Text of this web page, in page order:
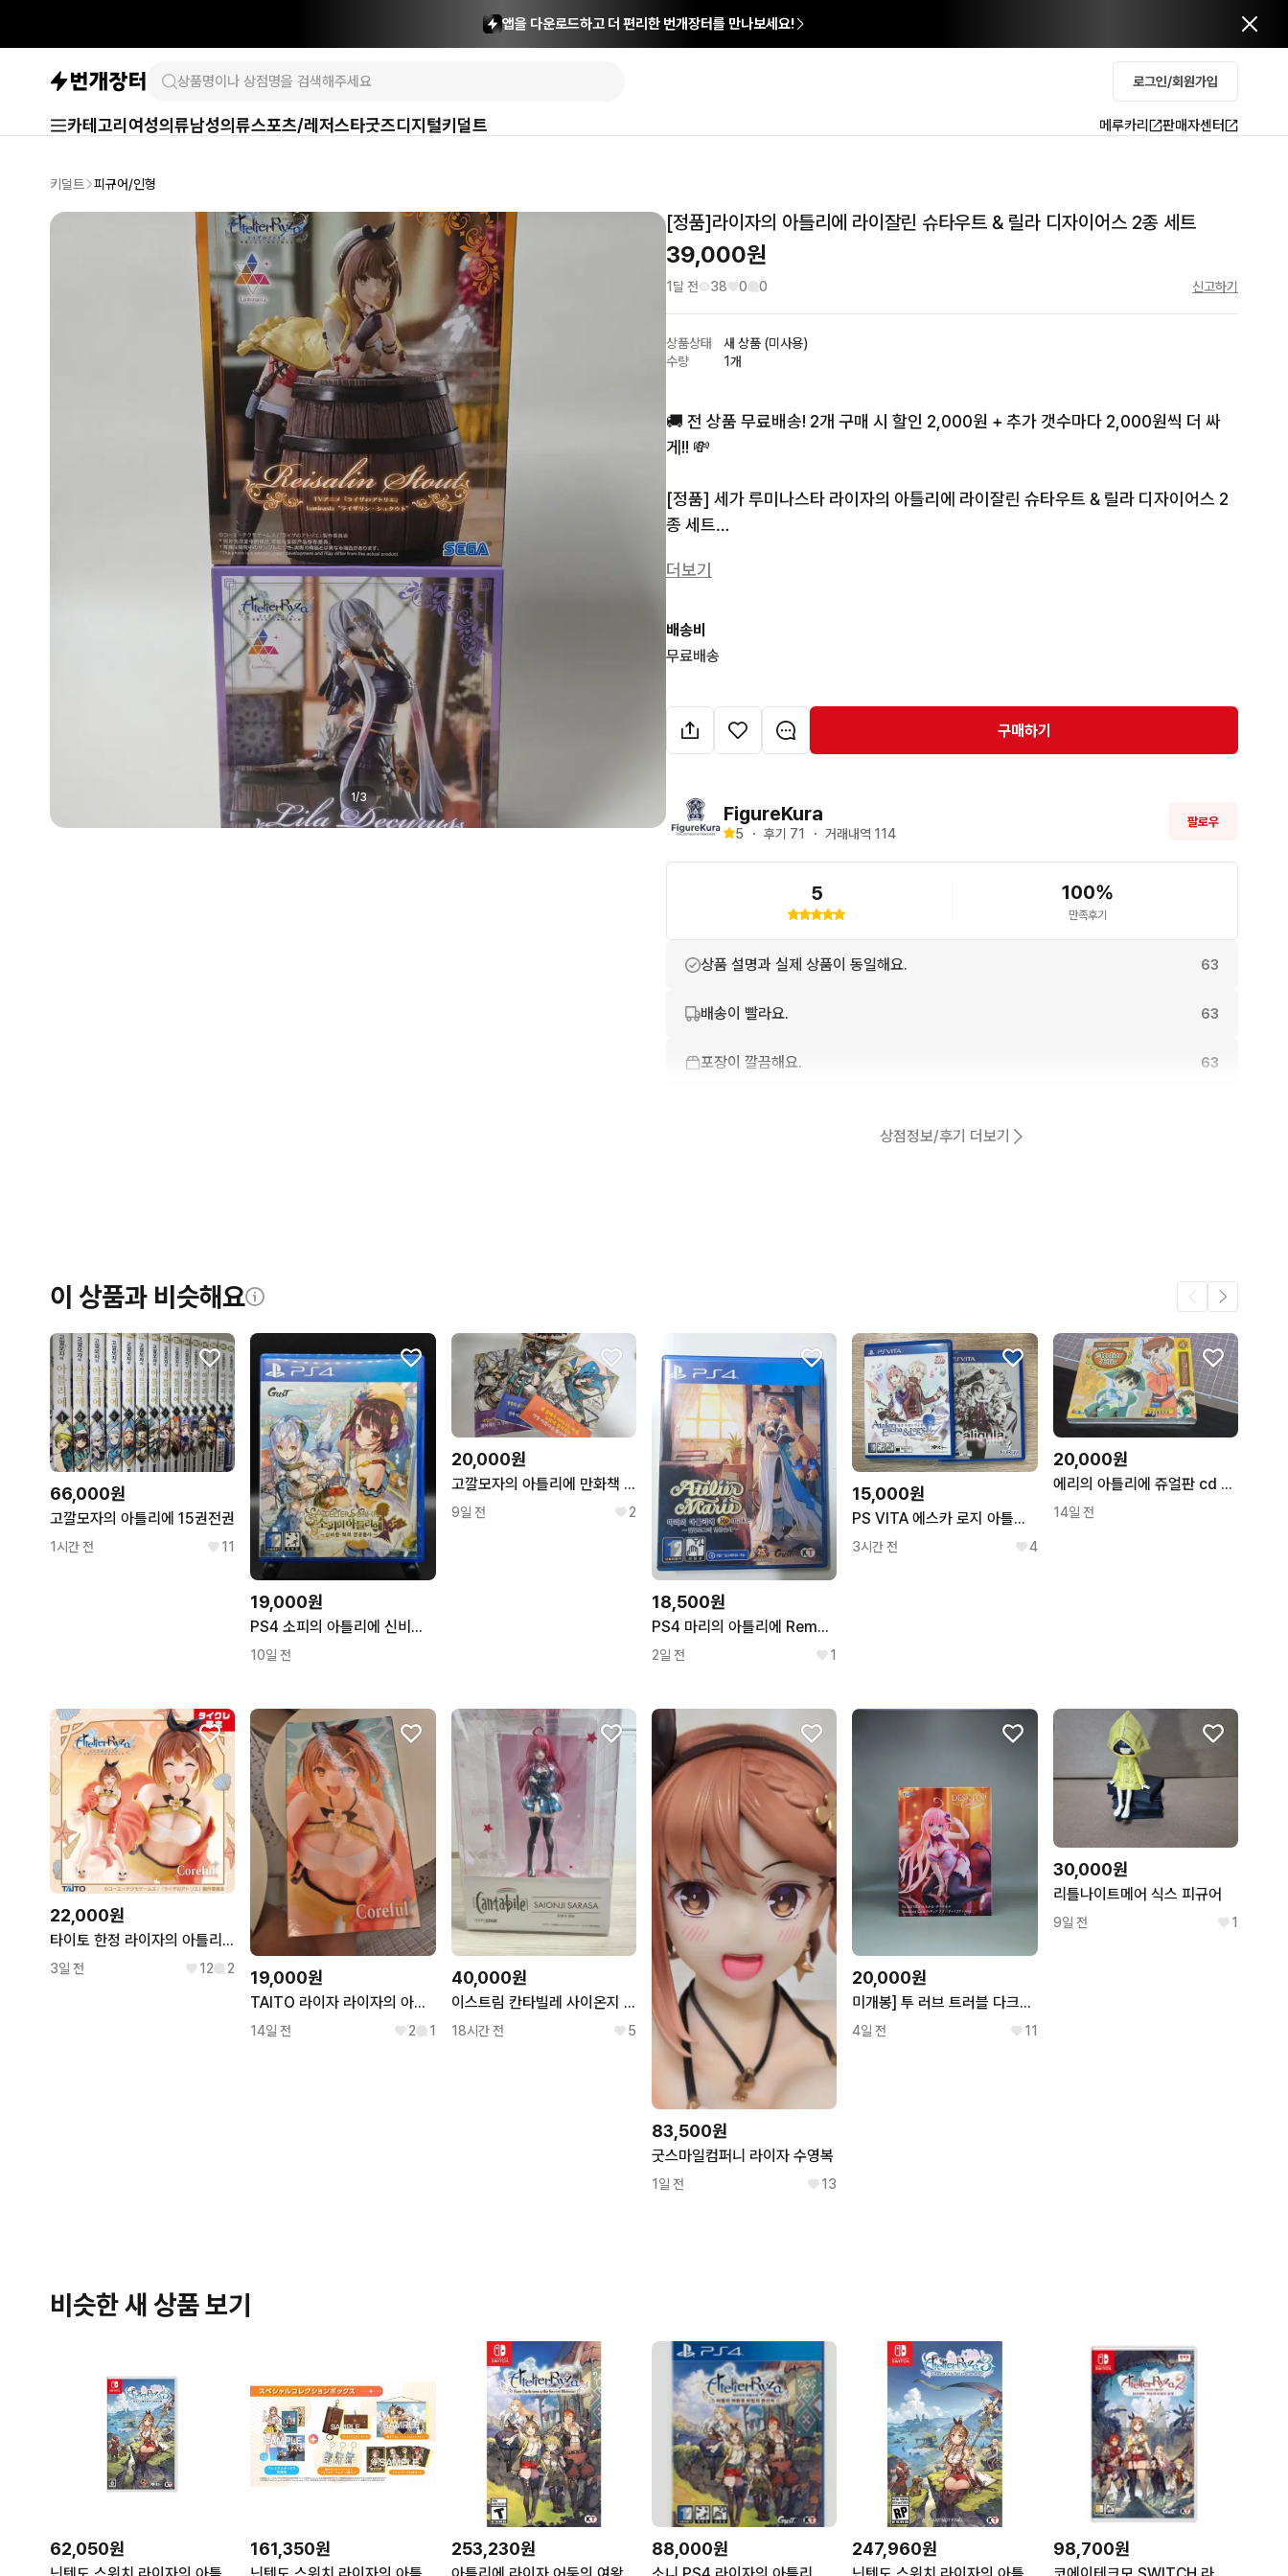
앱을 다운로드하고 더 편리한 번개장터를 만나보세요!
로그인/회원가입
카테고리 여성의류남성의류스포츠/레저스타굿즈디지털키덜트 메루카리 판매자센터
키덜트 피규어/인형
1/3
[정품]라이자의 아틀리에 라이잘린 슈타우트 & 릴라 디자이어스 2종 세트
39,000원
1달 전 38 0 0 신고하기
상품상태
새 상품 (미사용)
수량
1개
🚚 전 상품 무료배송! 2개 구매 시 할인 2,000원 + 추가 갯수마다 2,000원씩 더 싸
게!! 💸
[정품] 세가 루미나스타 라이자의 아틀리에 라이잘린 슈타우트 & 릴라 디자이어스 2
종 세트
브랜드: 루미나스타 (Luminasta)
캐릭터: 라이잘린 슈타우트 (라이자) & 릴라 디자이어스
시리즈: TV 애니메이션 『라이자의 아틀리에』
상태: 미개봉 새상품
특징: 통나무를 활용한 디오라마풍 베이스가 돋보이며, 두 캐릭터 특유의 글래머러스
한 바디라인과 의상의 질감이 매우 정교하게 표현된 입체적인 조형입니다. (크기: 각
📦 배송 및 거래 안내
배송방법: 택배배송
추가 안내: 포장 후 박스테이핑 전 사진을 번톡으로 보내드립니다.
⚠️ 구매 전 유의사항: 본 제품은 미개봉 새상품이나, 제조 공정상 발생할 수 있는 미세
더보기
배송비
무료배송
구매하기
FigureKura
5 ・ 후기 71 ・ 거래내역 114
팔로우
5 100%
만족후기
상품 설명과 실제 상품이 동일해요. 63
배송이 빨라요. 63
포장이 깔끔해요. 63
상점정보/후기 더보기
이 상품과 비슷해요
66,000원
고깔모자의 아틀리에 15권전권
1시간 전 11
19,000원
PS4 소피의 아틀리에 신비한 책의 연금술사
10일 전
20,000원
고깔모자의 아틀리에 만화책 합본 1~3권 팝니다 특전 포함
9일 전 2
18,500원
PS4 마리의 아틀리에 Remake ~잘부르그의 연금술사~
2일 전 1
15,000원
PS VITA 에스카 로지 아틀리에 플러스, 칼리굴라
3시간 전 4
20,000원
에리의 아틀리에 쥬얼판 cd 미사용 미개봉
14일 전
22,000원
타이토 한정 라이자의 아틀리에 라이자 Coreful 수영복 피규어
3일 전 12 2 19,000원
TAITO 라이자 라이자의 아틀리에 수영복버전 피규어 미개봉 판매
14일 전 2 1
40,000원
이스트림 칸타빌레 사이온지 사라사 피규어
18시간 전 5
83,500원
굿스마일컴퍼니 라이자 수영복
1일 전 13
20,000원
미개봉] 투 러브 트러블 다크니스 피규어 라라 사타린 (차이나 드레스ver.)
4일 전 11
30,000원
리틀나이트메어 식스 피규어
9일 전 1
비슷한 새 상품 보기
62,050원 161,350원 253,230원 88,000원 247,960원 98,700원